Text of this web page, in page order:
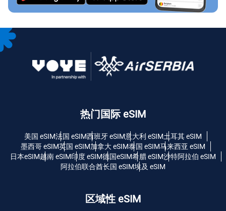
热门国际 eSIM
美国 eSIM法国 eSIM西班牙 eSIM意大利 eSIM土耳其 eSIM
墨西哥 eSIM英国 eSIM加拿大 eSIM泰国 eSIM马来西亚 eSIM
日本eSIM越南 eSIM印度 eSIM德国eSIM希腊 eSIM沙特阿拉伯 eSIM
阿拉伯联合酋长国 eSIM埃及 eSIM
区域性 eSIM